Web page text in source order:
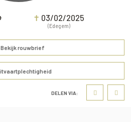
✝ 03/02/2025
(Edegem)
DELEN VIA:
Bekijk rouwbrief